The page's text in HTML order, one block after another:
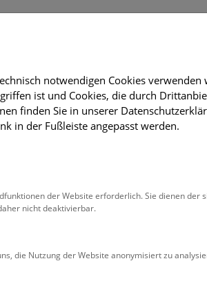
& Aktivitäten Deck 50
Sie
notwendigen Cookies verwenden
ist und Cookies, die durch
finden Sie in unserer
in der Fußleiste angepasst werden.
der Website erforderlich. Sie dienen der
nicht deaktivierbar.
die Nutzung der Website anonymisiert zu